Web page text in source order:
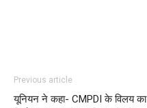
Previous article
यूनियन ने कहा- CMPDI के विलय का